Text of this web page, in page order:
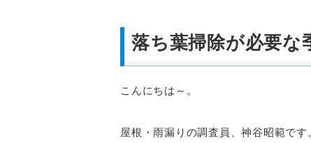
落ち葉掃除が必要な
こんにちは～。
屋根・雨漏りの調査員、神谷昭範です